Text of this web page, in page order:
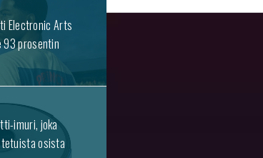
Electronic Arts
prosentin
imuri, joka
osista